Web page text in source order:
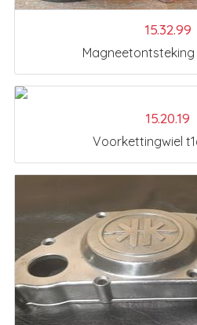
15.32.99
Magneetontsteking
15.20.19
Voorkettingwiel